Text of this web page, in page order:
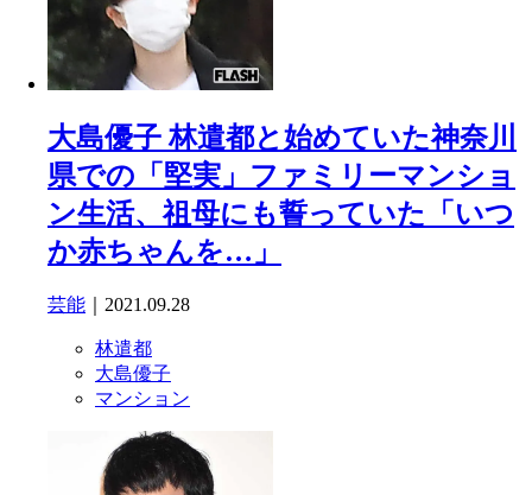
大島優子 林遣都と始めていた神奈川
県での「堅実」ファミリーマンショ
ン生活、祖母にも誓っていた「いつ
か赤ちゃんを…」
芸能 ｜2021.09.28
林遣都
大島優子
マンション